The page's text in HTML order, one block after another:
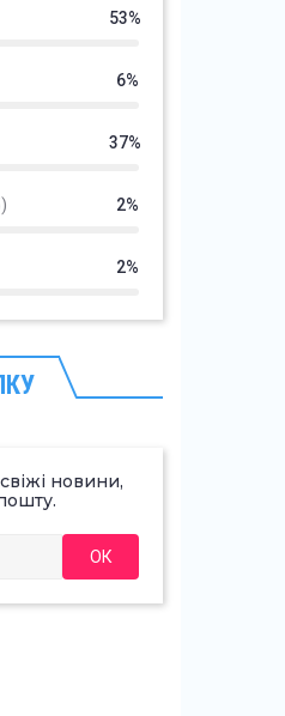
53%
6%
37%
2%
2%
новини,
ОК